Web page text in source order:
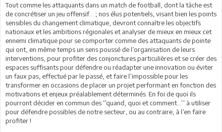
Tout comme les attaquants dans un match de football, dont la tâche est
de concrétiser un jeu offensif... ; nos élus potentiels, visant bien les points
sensibles du changement climatique, devront connaître les objectifs
nationaux et les ambitions régionales et analyser de mieux en mieux cet
ennemi climatique pour se comporter comme des attaquants de pointe
qui ont, en même temps un sens poussé de l’organisation de leurs
interventions, pour profiter des conjonctures particulières et se créer des
espaces suffisants pour défendre ou réadapter une innovation ou éviter
un faux pas, effectué par le passé, et faire l’impossible pour les
transformer en occasions de placer un projet performant en fonction des
motivations et enjeux préalablement déterminés. En foi de quoi ils
pourront décider en commun des ‘’quand, quoi et comment…’’ à utiliser
pour défendre possibles de notre secteur, ou au contraire, à l’en faire
profiter !